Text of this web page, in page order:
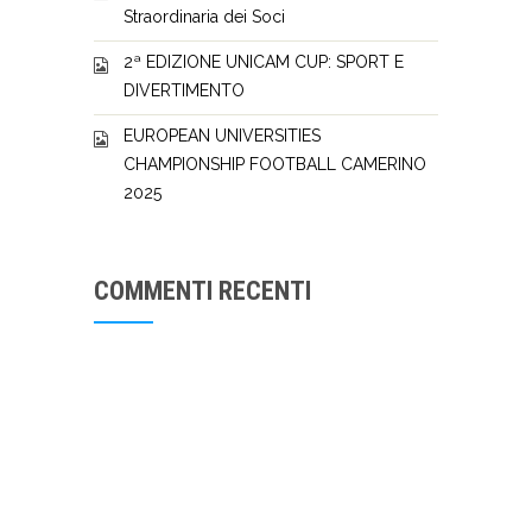
Straordinaria dei Soci
2ª EDIZIONE UNICAM CUP: SPORT E
DIVERTIMENTO
EUROPEAN UNIVERSITIES
CHAMPIONSHIP FOOTBALL CAMERINO
2025
COMMENTI RECENTI